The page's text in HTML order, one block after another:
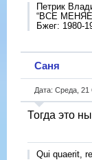
Петрик
“ВСЕ
Бжег: 1980-
Саня
Дата: Среда,
Тогда это
Qui quaerit,